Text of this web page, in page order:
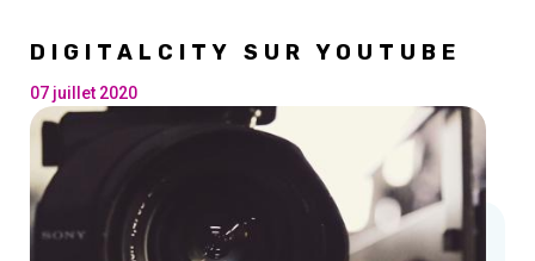
DIGITALCITY SUR YOUTUBE
07 juillet 2020